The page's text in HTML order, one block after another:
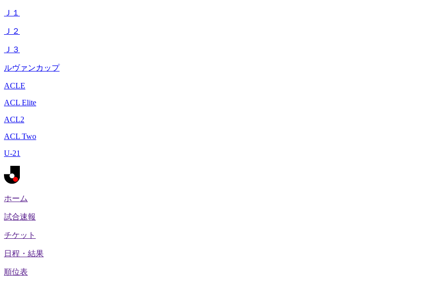
Ｊ１
Ｊ２
Ｊ３
ルヴァンカップ
ACLE
ACL Elite
ACL2
ACL Two
U-21
ホーム
試合速報
チケット
日程・結果
順位表